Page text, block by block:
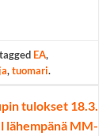
EA,
,tuomari.
tulokset 18.3.
lähempänä MM-